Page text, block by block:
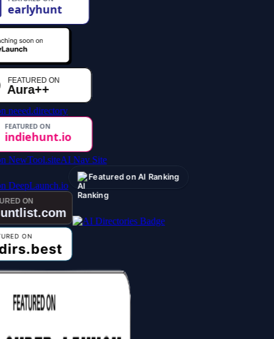
AI Nav Site
Featured on AI Ranking